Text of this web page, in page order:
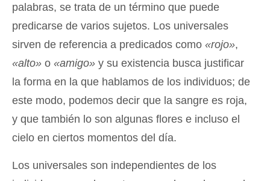
palabras, se trata de un término que puede
predicarse de varios sujetos. Los universales
sirven de referencia a predicados como «rojo»,
«alto» o «amigo» y su existencia busca justificar
la forma en la que hablamos de los individuos; de
este modo, podemos decir que la sangre es roja,
y que también lo son algunas flores e incluso el
cielo en ciertos momentos del día.
Los universales son independientes de los